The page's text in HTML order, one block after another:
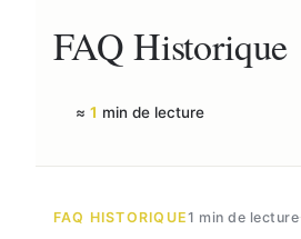
FAQ Historique
≈ 1 min de lecture
FAQ HISTORIQUE1 min de lecture